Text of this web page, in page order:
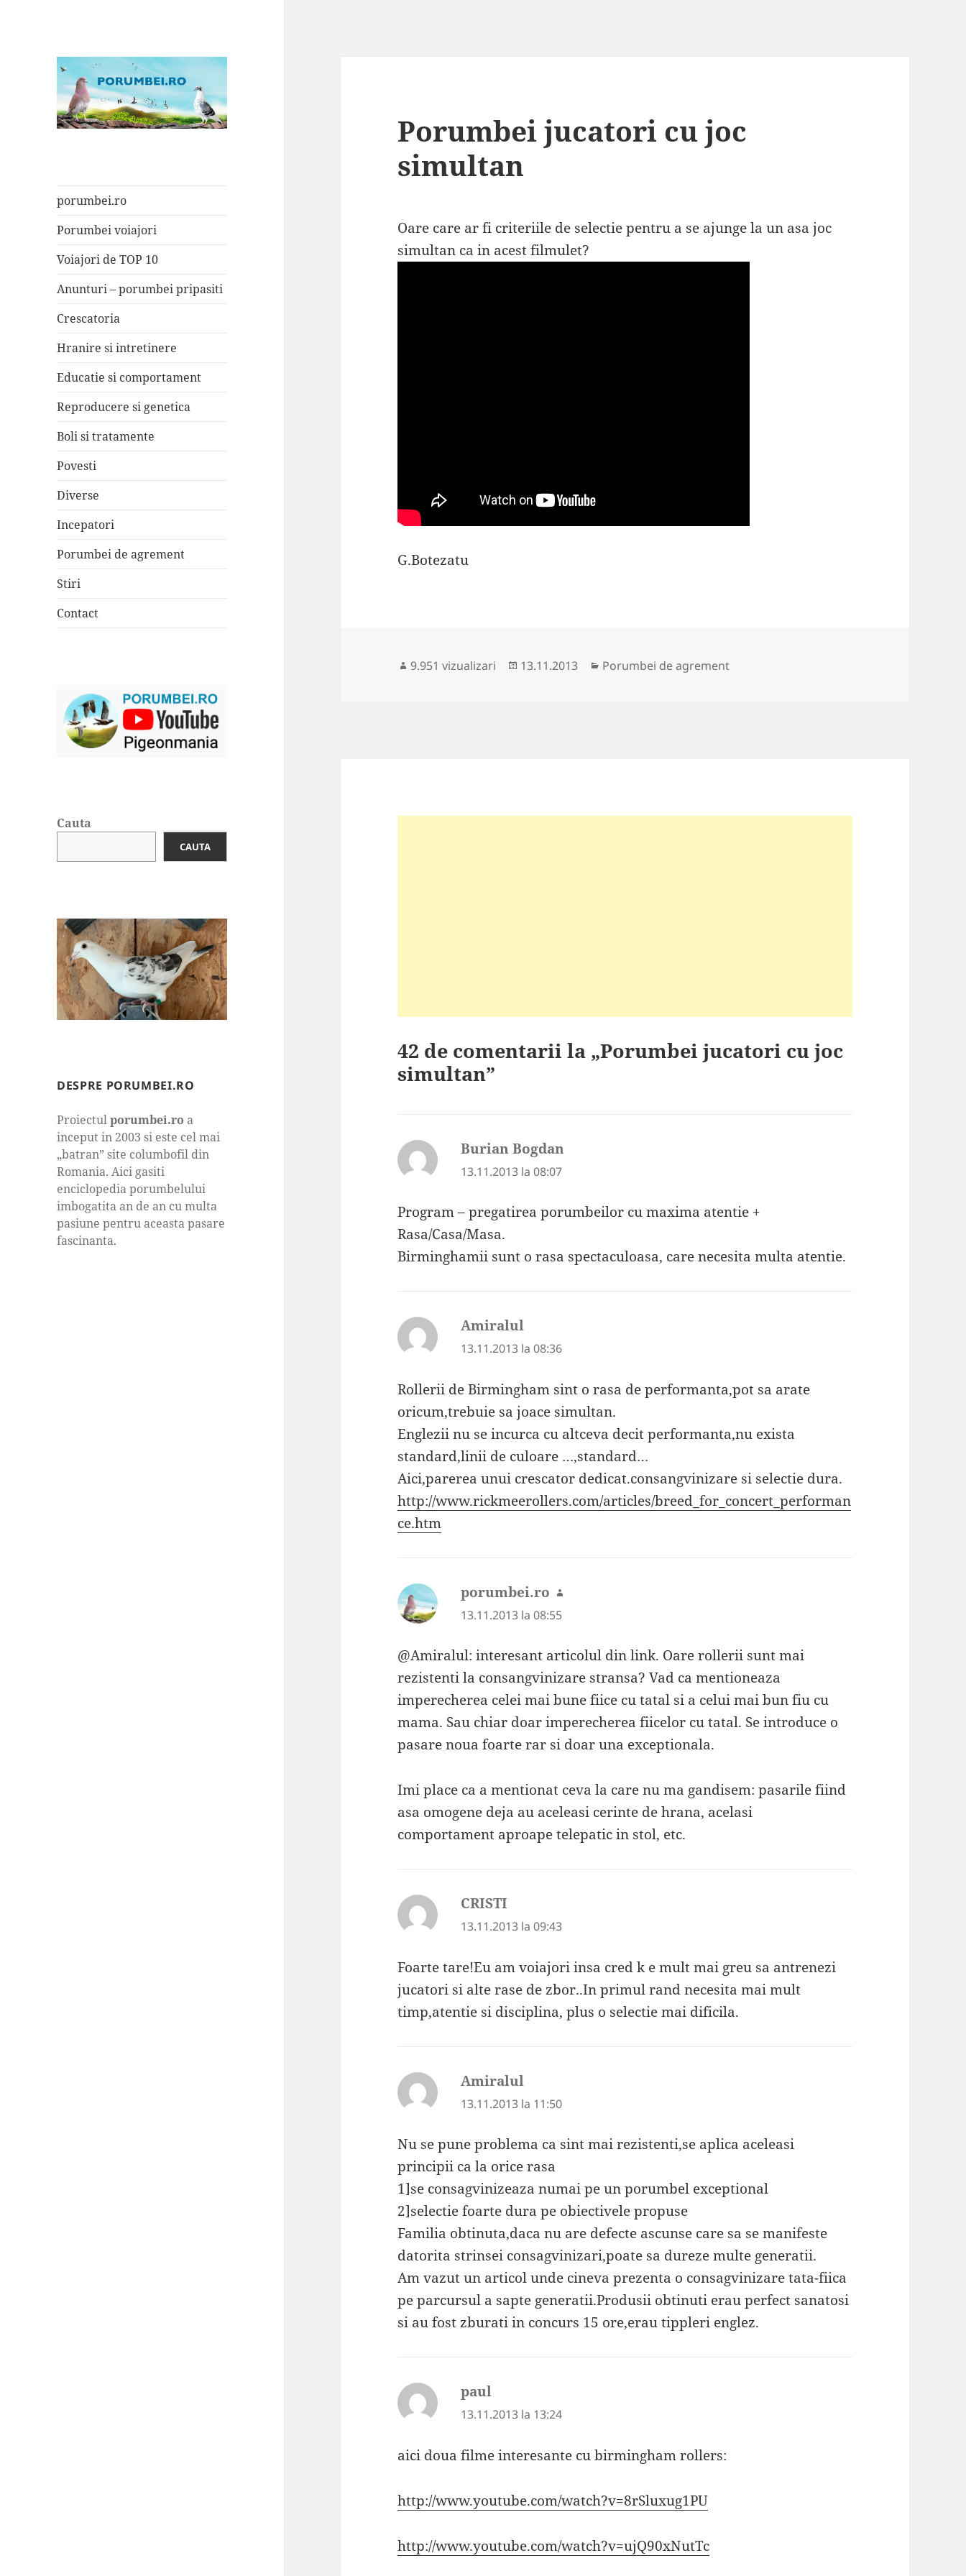
porumbei.ro
Porumbei voiajori
Voiajori de TOP 10
Anunturi – porumbei pripasiti
Crescatoria
Hranire si intretinere
Educatie si comportament
Reproducere si genetica
Boli si tratamente
Povesti
Diverse
Incepatori
Porumbei de agrement
Stiri
Contact
Cauta
CAUTA
DESPRE PORUMBEI.RO
Proiectulporumbei.ro a
inceput in 2003 si este cel mai
„batran” site columbofil din
Romania. Aici gasiti
enciclopedia porumbelului
imbogatita an de an cu multa
pasiune pentru aceasta pasare
fascinanta.
Porumbei jucatori cu joc
simultan
Oare care ar fi criteriile de selectie pentru a se ajunge la un asa joc
simultan ca in acest filmulet?
G.Botezatu
9.951 vizualizari
Publicat
13.11.2013 Categorii
Porumbei de agrement
42 de comentarii la „Porumbei jucatori cu joc
simultan”
Burian Bogdan
13.11.2013 la 08:07
Program – pregatirea porumbeilor cu maxima atentie +
Rasa/Casa/Masa.
Birminghamii sunt o rasa spectaculoasa, care necesita multa atentie.
Amiralul
13.11.2013 la 08:36
Rollerii de Birmingham sint o rasa de performanta,pot sa arate
oricum,trebuie sa joace simultan.
Englezii nu se incurca cu altceva decit performanta,nu exista
standard,linii de culoare …,standard…
Aici,parerea unui crescator dedicat.consangvinizare si selectie dura.
http://www.rickmeerollers.com/articles/breed_for_concert_performan
ce.htm
porumbei.ro spune:
13.11.2013 la 08:55
@Amiralul: interesant articolul din link. Oare rollerii sunt mai
rezistenti la consangvinizare stransa? Vad ca mentioneaza
imperecherea celei mai bune fiice cu tatal si a celui mai bun fiu cu
mama. Sau chiar doar imperecherea fiicelor cu tatal. Se introduce o
pasare noua foarte rar si doar una exceptionala.
Imi place ca a mentionat ceva la care nu ma gandisem: pasarile fiind
asa omogene deja au aceleasi cerinte de hrana, acelasi
comportament aproape telepatic in stol, etc.
CRISTI
13.11.2013 la 09:43
Foarte tare!Eu am voiajori insa cred k e mult mai greu sa antrenezi
jucatori si alte rase de zbor..In primul rand necesita mai mult
timp,atentie si disciplina, plus o selectie mai dificila.
Amiralul
13.11.2013 la 11:50
Nu se pune problema ca sint mai rezistenti,se aplica aceleasi
principii ca la orice rasa
1]se consagvinizeaza numai pe un porumbel exceptional
2]selectie foarte dura pe obiectivele propuse
Familia obtinuta,daca nu are defecte ascunse care sa se manifeste
datorita strinsei consagvinizari,poate sa dureze multe generatii.
Am vazut un articol unde cineva prezenta o consagvinizare tata-fiica
pe parcursul a sapte generatii.Produsii obtinuti erau perfect sanatosi
si au fost zburati in concurs 15 ore,erau tippleri englez.
paul
13.11.2013 la 13:24
aici doua filme interesante cu birmingham rollers:
http://www.youtube.com/watch?v=8rSluxug1PU
http://www.youtube.com/watch?v=ujQ90xNutTc